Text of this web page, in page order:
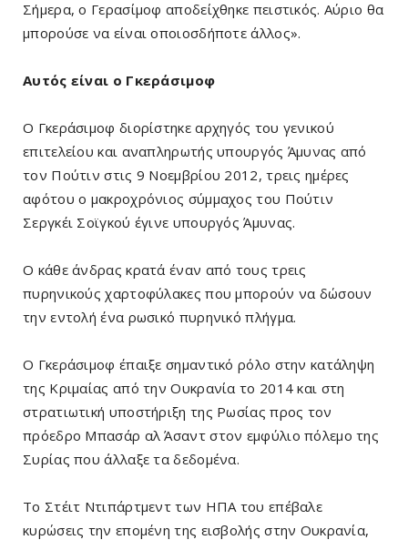
Σήμερα, ο Γερασίμοφ αποδείχθηκε πειστικός. Αύριο θα
μπορούσε να είναι οποιοσδήποτε άλλος».
Αυτός είναι ο Γκεράσιμοφ
Ο Γκεράσιμοφ διορίστηκε αρχηγός του γενικού
επιτελείου και αναπληρωτής υπουργός Άμυνας από
τον Πούτιν στις 9 Νοεμβρίου 2012, τρεις ημέρες
αφότου ο μακροχρόνιος σύμμαχος του Πούτιν
Σεργκέι Σοϊγκού έγινε υπουργός Άμυνας.
Ο κάθε άνδρας κρατά έναν από τους τρεις
πυρηνικούς χαρτοφύλακες που μπορούν να δώσουν
την εντολή ένα ρωσικό πυρηνικό πλήγμα.
Ο Γκεράσιμοφ έπαιξε σημαντικό ρόλο στην κατάληψη
της Κριμαίας από την Ουκρανία το 2014 και στη
στρατιωτική υποστήριξη της Ρωσίας προς τον
πρόεδρο Μπασάρ αλ Άσαντ στον εμφύλιο πόλεμο της
Συρίας που άλλαξε τα δεδομένα.
Το Στέιτ Ντιπάρτμεντ των ΗΠΑ του επέβαλε
κυρώσεις την επομένη της εισβολής στην Ουκρανία,